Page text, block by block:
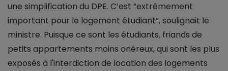
une simplification du DPE. C’est “extrêmement
important pour le logement étudiant”, soulignait le
ministre. Puisque ce sont les étudiants, friands de
petits appartements moins onéreux, qui sont les plus
exposés à l'interdiction de location des logements